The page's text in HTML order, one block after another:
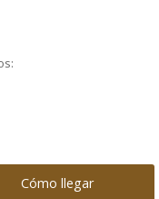
Cómo llegar